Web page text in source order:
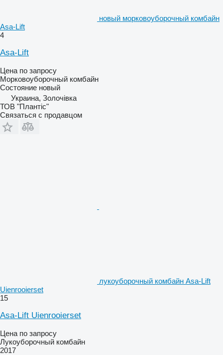
новый морковоуборочный комбайн
Asa-Lift
4
Asa-Lift
Цена по запросу
Морковоуборочный комбайн
Состояние новый
Украина, Золочівка
ТОВ "Плантіс"
Связаться с продавцом
лукоуборочный комбайн Asa-Lift
Uienrooierset
15
Asa-Lift Uienrooierset
Цена по запросу
Лукоуборочный комбайн
2017